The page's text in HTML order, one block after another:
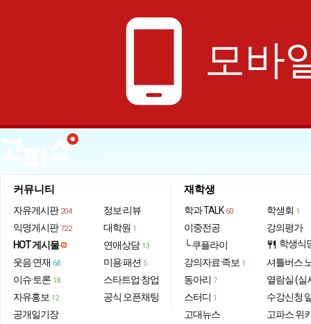
phone_android 모바
커뮤니티
자유게시판 204
익명게시판 722
HOT 게시물
웃음·연재 68
이슈·토론 18
자유홍보 12
공개일기장
정보·리뷰
대학원 1
연애상담 13
미용·패션 5
스타트업·창업
공식 오픈채팅
재학생
학과 TALK 60
이중전공
└ 쿠플라이
강의자료·족보 1
동아리 7
스터디 1
고대뉴스
학생회 1
강의평가
restaurant 학생식
셔틀버스
열람실 (실
수강신청
고파스 위